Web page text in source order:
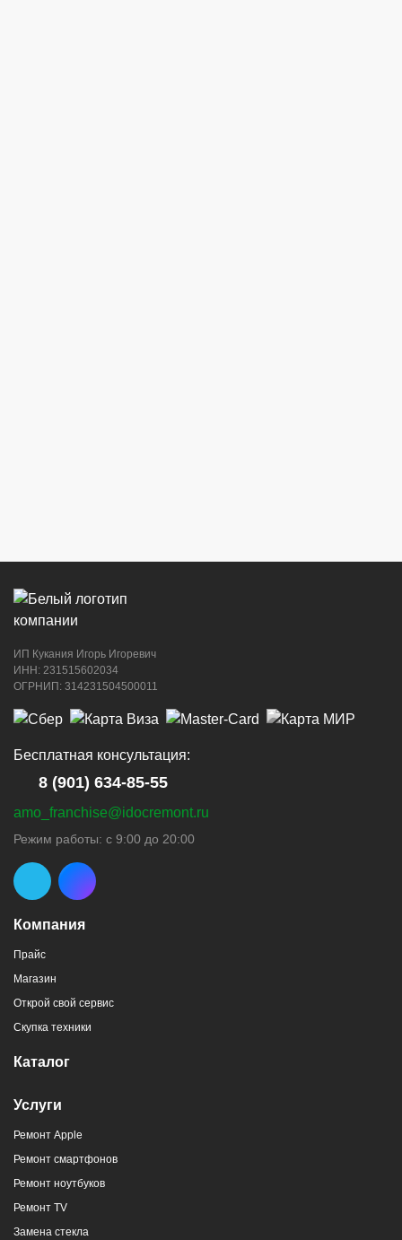
ИП Кукания Игорь Игоревич
ИНН: 231515602034
ОГРНИП: 314231504500011
Компания
Прайс
Магазин
Открой свой сервис
Скупка техники
Каталог
Услуги
Ремонт Apple
Ремонт смартфонов
Ремонт ноутбуков
Ремонт TV
Замена стекла
Бесплатная консультация:
8 (901) 634-85-55
amo_franchise@idocremont.ru
Режим работы: с 9:00 до 20:00